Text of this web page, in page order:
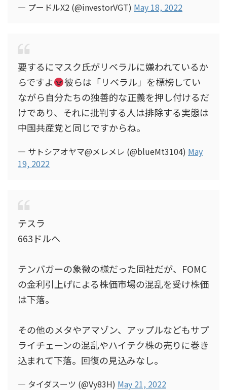
— プードルX2 (@investorVGT) May 18, 2022
要するにマスク氏がリベラルに嫌われているか
らですよ
彼らは「リベラル」を標榜してい
ながら自分たちの独善的な正義を押し付けるだ
けであり、それに批判する人は排除する実態は
中国共産党と同じですからね。
— サトシアオヤマ@メレメレ (@blueMt3104) May
19, 2022
テスラ
663ドルへ
テンバガーの象徴の様だった同社だが、FOMC
の金利引上げによる株価市場の混乱を受け株価
は下落。
その他のメタやアマゾン、アップルなどもサプ
ライチェーンの混乱やハイテク株の売りに巻き
込まれて下落。回復の見込みなし。
— タイダスーツ (@Vy83H) May 21, 2022